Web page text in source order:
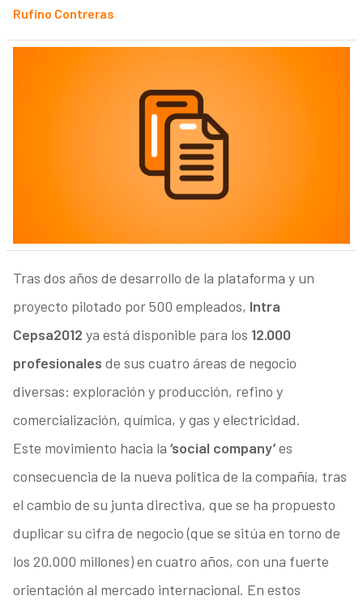
Rufino Contreras
Tras dos años de desarrollo de la plataforma y un
proyecto pilotado por 500 empleados, Intra
Cepsa2012 ya está disponible para los 12.000
profesionales de sus cuatro áreas de negocio
diversas: exploración y producción, refino y
comercialización, química, y gas y electricidad.
Este movimiento hacia la ‘social company’es
consecuencia de la nueva política de la compañía, tras
el cambio de su junta directiva, que se ha propuesto
duplicar su cifra de negocio (que se sitúa en torno de
los 20.000 millones) en cuatro años, con una fuerte
orientación al mercado internacional. En estos